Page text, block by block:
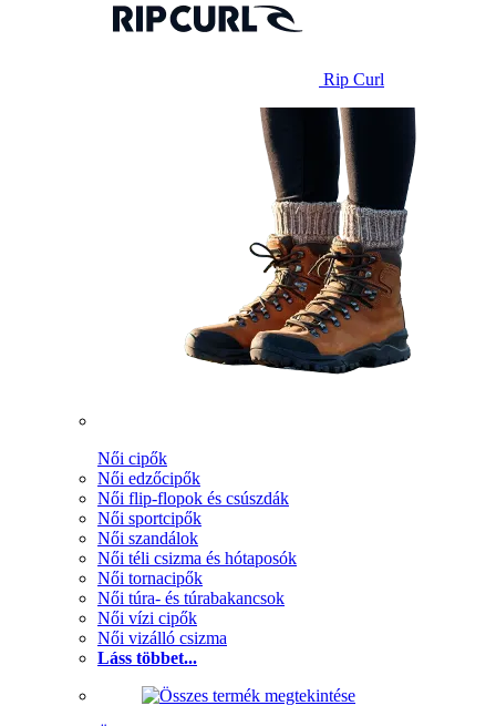
Rip Curl
Női cipők
Női edzőcipők
Női flip-flopok és csúszdák
Női sportcipők
Női szandálok
Női téli csizma és hótaposók
Női tornacipők
Női túra- és túrabakancsok
Női vízi cipők
Női vizálló csizma
Láss többet...